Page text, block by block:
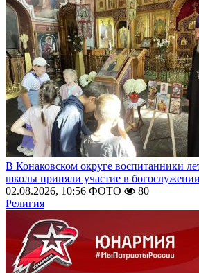
В Конаковском округе воспитанники
школы приняли участие в богослужении
02.08.2026, 10:56 ФОТО
80
Религия